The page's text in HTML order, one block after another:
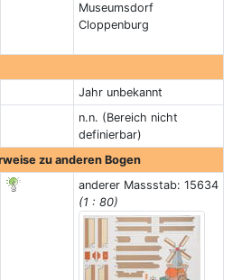
Museumsdorf
Cloppenburg
Jahr unbekannt
n.n. (Bereich nicht
definierbar)
zu anderen Bogen
anderer Massstab: 15634
(1 : 80)